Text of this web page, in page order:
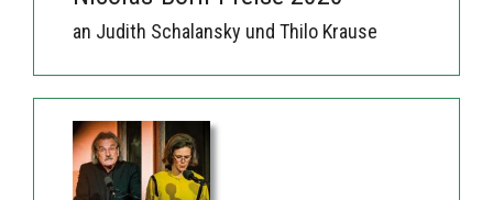
an Judith Schalansky und Thilo Krause